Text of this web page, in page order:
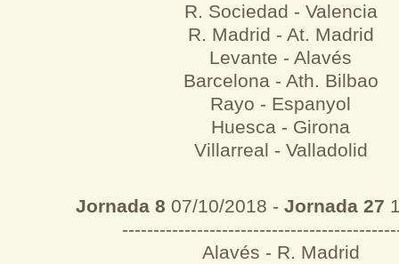
R. Sociedad - Valencia
R. Madrid - At. Madrid
Levante - Alavés
Barcelona - Ath. Bilbao
Rayo - Espanyol
Huesca - Girona
Villarreal - Valladolid
Jornada 8 07/10/2018 - Jornada 27
Alavés - R. Madrid